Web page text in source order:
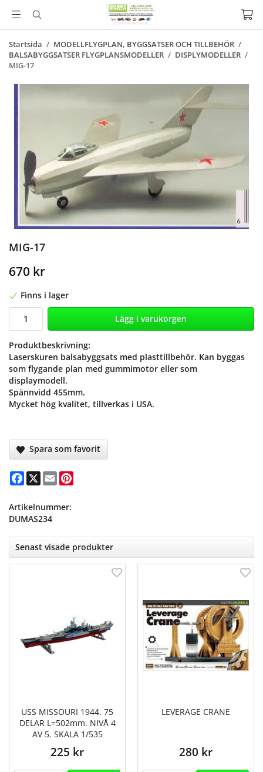
Startsida / MODELLFLYGPLAN, BYGGSATSER OCH TILLBEHÖR /
BALSABYGGSATSER FLYGPLANSMODELLER / DISPLYMODELLER /
MIG-17
MIG-17
670 kr
Finns i lager
Lägg i varukorgen
Produktbeskrivning:
Laserskuren balsabyggsats med plasttillbehör. Kan byggas
som flygande plan med gummimotor eller som
displaymodell.
Spännvidd 455mm.
Mycket hög kvalitet, tillverkas i USA.
Spara som favorit
Facebook
X Email
Artikelnummer:
DUMAS234
Senast visade produkter
USS MISSOURI 1944. 75
DELAR L=502mm. NIVÅ 4
AV 5. SKALA 1/535
225 kr
LEVERAGE CRANE
280 kr